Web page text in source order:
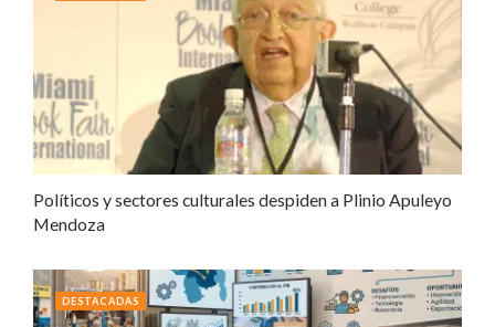
Políticos y sectores culturales despiden a Plinio Apuleyo
Mendoza
DESTACADAS